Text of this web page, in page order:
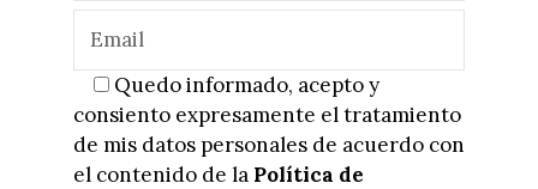
Quedo informado, acepto y
consiento expresamente el tratamiento
de mis datos personales de acuerdo con
el contenido de la Política de